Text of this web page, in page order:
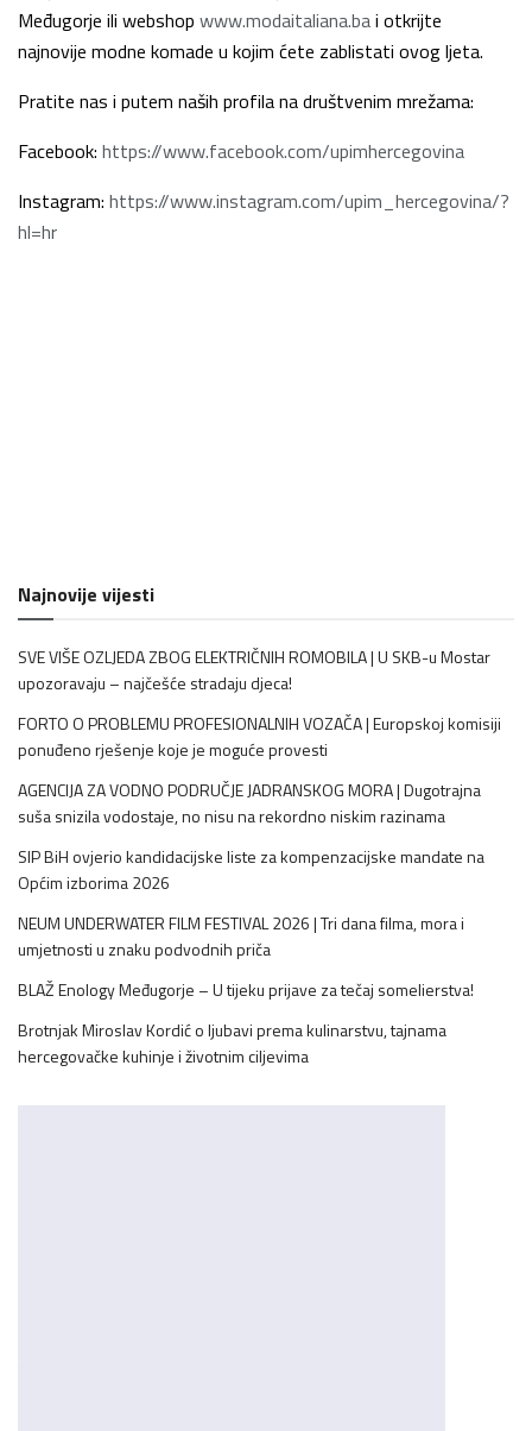
Međugorje ili webshop www.modaitaliana.bai otkrijte
najnovije modne komade u kojim ćete zablistati ovog ljeta.
Pratite nas i putem naših profila na društvenim mrežama:
Facebook: https://www.facebook.com/upimhercegovina
Instagram: https://www.instagram.com/upim_hercegovina/?
hl=hr
Najnovije vijesti
SVE VIŠE OZLJEDA ZBOG ELEKTRIČNIH ROMOBILA | U SKB-u Mostar
upozoravaju – najčešće stradaju djeca!
FORTO O PROBLEMU PROFESIONALNIH VOZAČA | Europskoj komisiji
ponuđeno rješenje koje je moguće provesti
AGENCIJA ZA VODNO PODRUČJE JADRANSKOG MORA | Dugotrajna
suša snizila vodostaje, no nisu na rekordno niskim razinama
SIP BiH ovjerio kandidacijske liste za kompenzacijske mandate na
Općim izborima 2026
NEUM UNDERWATER FILM FESTIVAL 2026 | Tri dana filma, mora i
umjetnosti u znaku podvodnih priča
BLAŽ Enology Međugorje – U tijeku prijave za tečaj somelierstva!
Brotnjak Miroslav Kordić o ljubavi prema kulinarstvu, tajnama
hercegovačke kuhinje i životnim ciljevima